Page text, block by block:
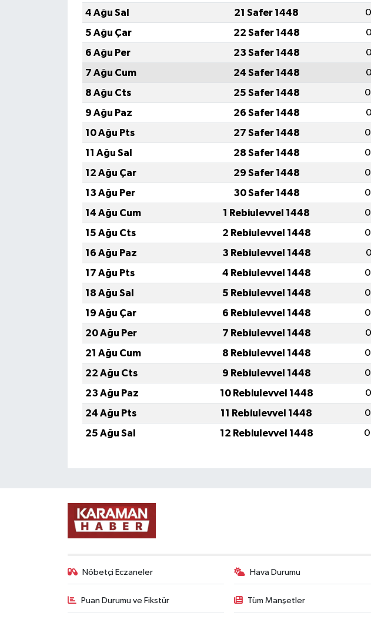
4 Ağu Sal
21 Safer 1448
5 Ağu Çar
22 Safer 1448
6 Ağu Per
23 Safer 1448
7 Ağu Cum
24 Safer 1448
8 Ağu Cts
25 Safer 1448
9 Ağu Paz
26 Safer 1448
10 Ağu Pts
27 Safer 1448
11 Ağu Sal
28 Safer 1448
12 Ağu Çar
29 Safer 1448
13 Ağu Per
30 Safer 1448
14 Ağu Cum
1 Rebiulevvel 1448
15 Ağu Cts
2 Rebiulevvel 1448
16 Ağu Paz
3 Rebiulevvel 1448
17 Ağu Pts
4 Rebiulevvel 1448
18 Ağu Sal
5 Rebiulevvel 1448
19 Ağu Çar
6 Rebiulevvel 1448
20 Ağu Per
7 Rebiulevvel 1448
21 Ağu Cum
8 Rebiulevvel 1448
22 Ağu Cts
9 Rebiulevvel 1448
23 Ağu Paz
10 Rebiulevvel 1448
24 Ağu Pts
11 Rebiulevvel 1448
25 Ağu Sal
12 Rebiulevvel 1448
Nöbetçi Eczaneler Hava Durumu
Puan Durumu ve Fikstür Tüm Manşetler